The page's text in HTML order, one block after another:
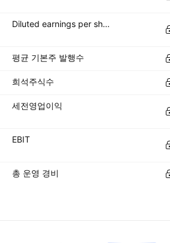
Diluted earnings per share (diluted EPS)
평균 기본주 발행수
희석주식수
세전영업이익
EBIT
총 운영 경비